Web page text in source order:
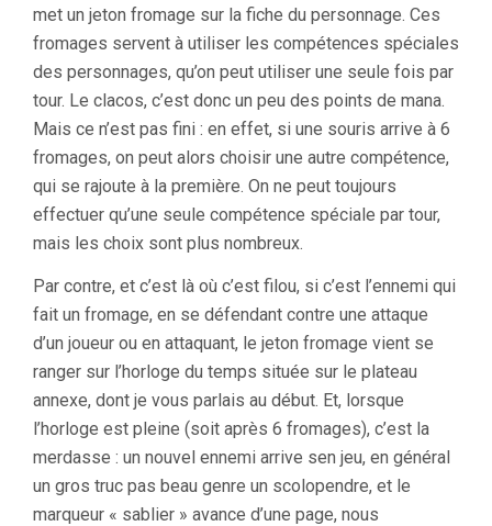
met un jeton fromage sur la fiche du personnage. Ces
fromages servent à utiliser les compétences spéciales
des personnages, qu’on peut utiliser une seule fois par
tour. Le clacos, c’est donc un peu des points de mana.
Mais ce n’est pas fini : en effet, si une souris arrive à 6
fromages, on peut alors choisir une autre compétence,
qui se rajoute à la première. On ne peut toujours
effectuer qu’une seule compétence spéciale par tour,
mais les choix sont plus nombreux.
Par contre, et c’est là où c’est filou, si c’est l’ennemi qui
fait un fromage, en se défendant contre une attaque
d’un joueur ou en attaquant, le jeton fromage vient se
ranger sur l’horloge du temps située sur le plateau
annexe, dont je vous parlais au début. Et, lorsque
l’horloge est pleine (soit après 6 fromages), c’est la
merdasse : un nouvel ennemi arrive sen jeu, en général
un gros truc pas beau genre un scolopendre, et le
marqueur « sablier » avance d’une page, nous